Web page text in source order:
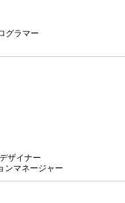
グラマー
ザイナー
ンマネージャー